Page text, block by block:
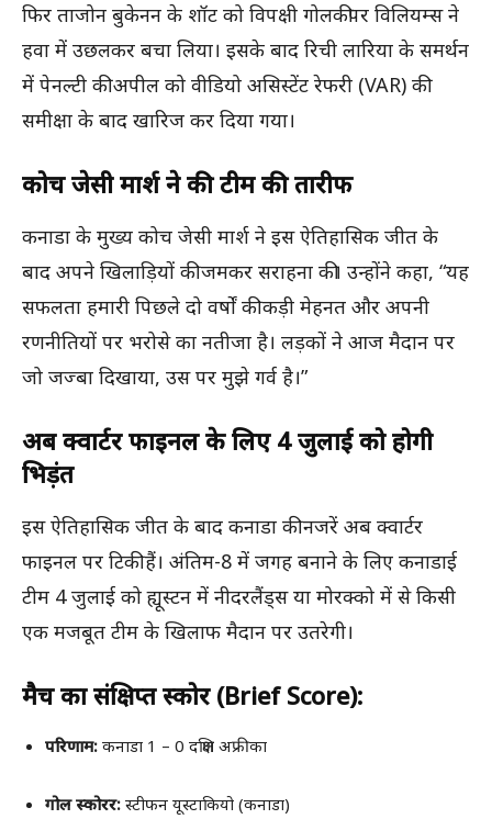
फिर ताजोन बुकेनन के शॉट को विपक्षी गोलकीपर विलियम्स ने
हवा में उछलकर बचा लिया। इसके बाद रिची लारिया के समर्थन
में पेनल्टी की अपील को वीडियो असिस्टेंट रेफरी (VAR) की
समीक्षा के बाद खारिज कर दिया गया।
कोच जेसी मार्श ने की टीम की तारीफ
कनाडा के मुख्य कोच जेसी मार्श ने इस ऐतिहासिक जीत के
बाद अपने खिलाड़ियों की जमकर सराहना की। उन्होंने कहा, “यह
सफलता हमारी पिछले दो वर्षों की कड़ी मेहनत और अपनी
रणनीतियों पर भरोसे का नतीजा है। लड़कों ने आज मैदान पर
जो जज्बा दिखाया, उस पर मुझे गर्व है।”
अब क्वार्टर फाइनल के लिए 4 जुलाई को होगी
भिड़ंत
इस ऐतिहासिक जीत के बाद कनाडा की नजरें अब क्वार्टर
फाइनल पर टिकी हैं। अंतिम-8 में जगह बनाने के लिए कनाडाई
टीम 4 जुलाई को ह्यूस्टन में नीदरलैंड्स या मोरक्को में से किसी
एक मजबूत टीम के खिलाफ मैदान पर उतरेगी।
मैच का संक्षिप्त स्कोर (Brief Score):
परिणाम: कनाडा 1 – 0 दक्षिण अफ्रीका
गोल स्कोरर: स्टीफन यूस्टाकियो (कनाडा)